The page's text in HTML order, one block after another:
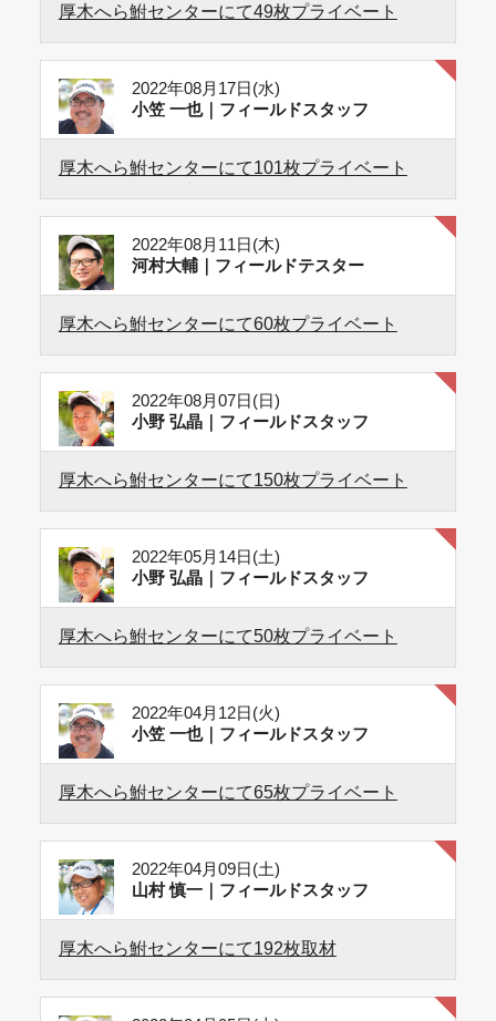
厚木へら鮒センターにて49枚プライベート
2022年08月17日(水)
小笠 一也｜フィールドスタッフ
厚木へら鮒センターにて101枚プライベート
2022年08月11日(木)
河村大輔｜フィールドテスター
厚木へら鮒センターにて60枚プライベート
2022年08月07日(日)
小野 弘晶｜フィールドスタッフ
厚木へら鮒センターにて150枚プライベート
2022年05月14日(土)
小野 弘晶｜フィールドスタッフ
厚木へら鮒センターにて50枚プライベート
2022年04月12日(火)
小笠 一也｜フィールドスタッフ
厚木へら鮒センターにて65枚プライベート
2022年04月09日(土)
山村 慎一｜フィールドスタッフ
厚木へら鮒センターにて192枚取材